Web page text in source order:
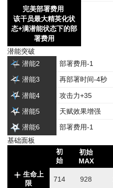
完美部署费用
该干员最大精英化状
态+满潜能状态下的部
署费用
潜能突破
潜能2
部署费用-1
潜能3 再部署时间-4秒
潜能4 攻击力+35
潜能5 天赋效果增强
潜能6
部署费用-1
基础面板
初
始
初始
MAX
生命上
限
714 928